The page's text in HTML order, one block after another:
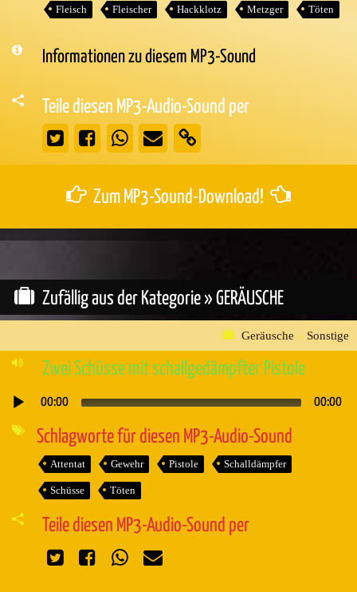
Fleisch Fleischer Hackklotz Metzger Töten
Informationen zu diesem MP3-Sound
Teile diesen MP3-Audio-Sound per
Zum MP3-Sound-Download!
Zufällig aus der Kategorie » GERÄUSCHE
Geräusche » Sonstige
Zwei Schüsse mit schallgedämpfter Pistole
Audio-
00:00 00:00
Schlagworte für diesen MP3-Audio-Sound
Attentat Gewehr Pistole Schalldämpfer
Schüsse Töten
Teile diesen MP3-Audio-Sound per